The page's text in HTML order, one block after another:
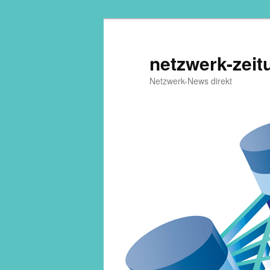
netzwerk-
Netzwerk-News direkt